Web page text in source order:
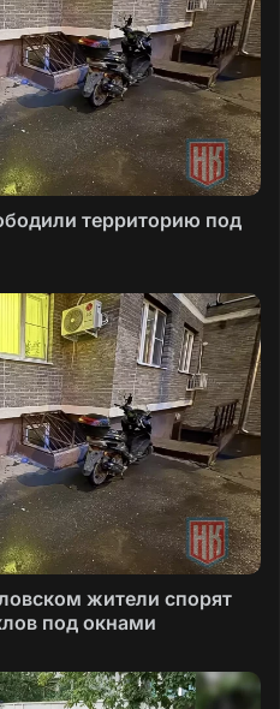
территорию под
жители спорят
под окнами